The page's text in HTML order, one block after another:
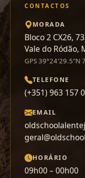
CONTACTOS
MORADA
Bloco 2 CX26,
Vale do Ródão,
GPS 39°24'29.5"N
TELEFONE
(+351) 963 157
EMAIL
HORÁRIO
09h00 – 00h00